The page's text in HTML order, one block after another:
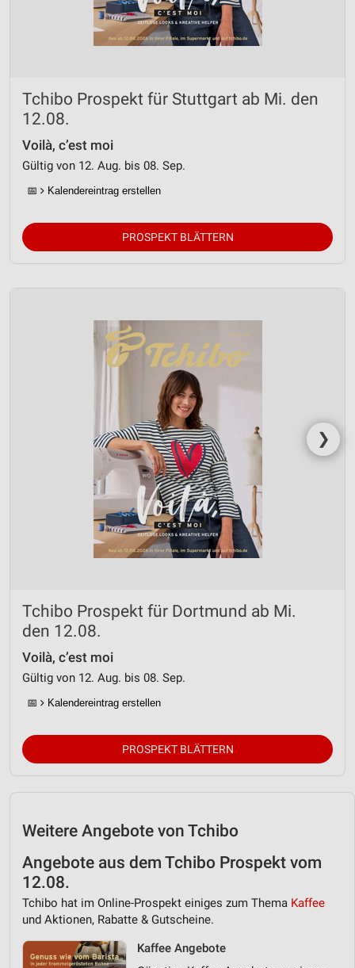
Tchibo Prospekt für Stuttgart ab Mi. den
12.08.
Voilà, c’est moi
Gültig von 12. Aug. bis 08. Sep.
📅 Kalendereintrag erstellen
PROSPEKT BLÄTTERN
❯
Tchibo Prospekt für Dortmund ab Mi.
den 12.08.
Voilà, c’est moi
Gültig von 12. Aug. bis 08. Sep.
📅 Kalendereintrag erstellen
PROSPEKT BLÄTTERN
Weitere Angebote von Tchibo
Angebote aus dem Tchibo Prospekt vom
12.08.
Tchibo hat im Online-Prospekt einiges zum Thema Kaffee
und Aktionen, Rabatte & Gutscheine.
Kaffee Angebote